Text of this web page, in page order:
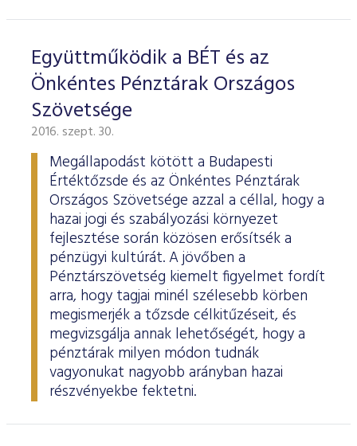
Együttműködik a BÉT és az
Önkéntes Pénztárak Országos
Szövetsége
2016. szept. 30.
Megállapodást kötött a Budapesti
Értéktőzsde és az Önkéntes Pénztárak
Országos Szövetsége azzal a céllal, hogy a
hazai jogi és szabályozási környezet
fejlesztése során közösen erősítsék a
pénzügyi kultúrát. A jövőben a
Pénztárszövetség kiemelt figyelmet fordít
arra, hogy tagjai minél szélesebb körben
megismerjék a tőzsde célkitűzéseit, és
megvizsgálja annak lehetőségét, hogy a
pénztárak milyen módon tudnák
vagyonukat nagyobb arányban hazai
részvényekbe fektetni.